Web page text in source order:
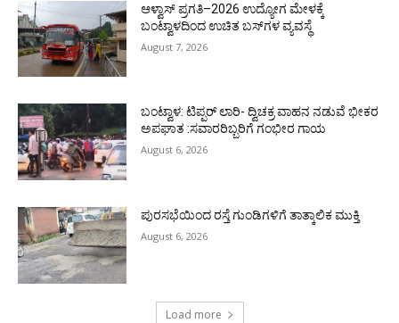
ಆಳ್ವಾಸ್ ಪ್ರಗತಿ–2026 ಉದ್ಯೋಗ ಮೇಳಕ್ಕೆ
ಬಂಟ್ವಾಳದಿಂದ ಉಚಿತ ಬಸ್‌ಗಳ ವ್ಯವಸ್ಥೆ
August 7, 2026
ಬಂಟ್ವಾಳ: ಟಿಪ್ಪರ್ ಲಾರಿ- ದ್ವಿಚಕ್ರ ವಾಹನ ನಡುವೆ ಭೀಕರ
ಅಪಘಾತ :ಸವಾರರಿಬ್ಬರಿಗೆ ಗಂಭೀರ ಗಾಯ
August 6, 2026
ಪುರಸಭೆಯಿಂದ ರಸ್ತೆ ಗುಂಡಿಗಳಿಗೆ ತಾತ್ಕಾಲಿಕ ಮುಕ್ತಿ
August 6, 2026
Load more